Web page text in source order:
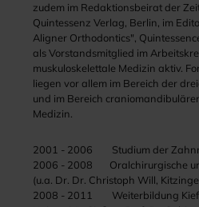
zudem im Redaktionsbeirat der
Quintessenz Verlag, Berlin, im
Aligner Orthodontics",
als Vorstandsmitglied im
muskuloskelettale Medizin aktiv.
liegen vor allem im Bereich der
und im Bereich
Medizin.
2001 - 2006 Studium der
2006 - 2008 Oralchirurgische
(u.a. Dr. Dr. Christoph Will,
2008 - 2011 Weiterbildung